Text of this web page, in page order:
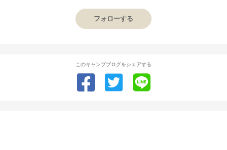
フォローする
このキャンプブログをシェアする